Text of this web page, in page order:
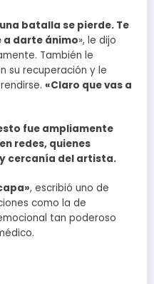
batalla se pierde. Te
a darte ánimo», le dijo
También le
su recuperación y le
«Claro que vas a
fue ampliamente
redes, quienes
cercanía del artista.
, escribió uno de
como la de
tan poderoso